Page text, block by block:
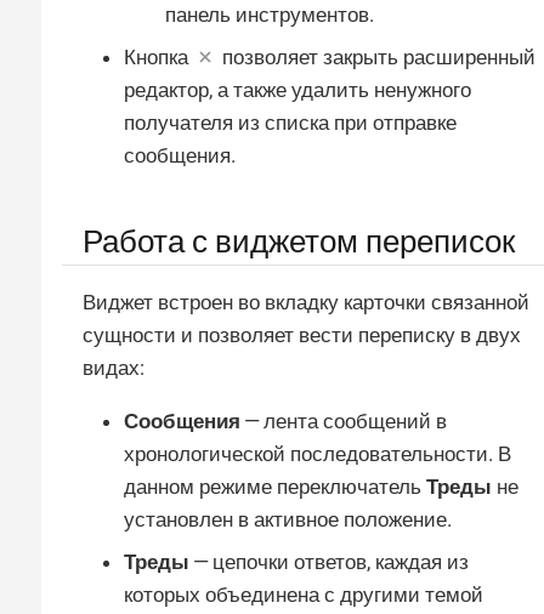
панель инструментов.
Кнопка
позволяет закрыть расширенный
редактор, а также удалить ненужного
получателя из списка при отправке
сообщения.
Работа с виджетом переписок
Виджет встроен во вкладку карточки связанной
сущности и позволяет вести переписку в двух
видах:
Сообщения — лента сообщений в
хронологической последовательности. В
данном режиме переключатель Треды не
установлен в активное положение.
Треды — цепочки ответов, каждая из
которых объединена с другими темой